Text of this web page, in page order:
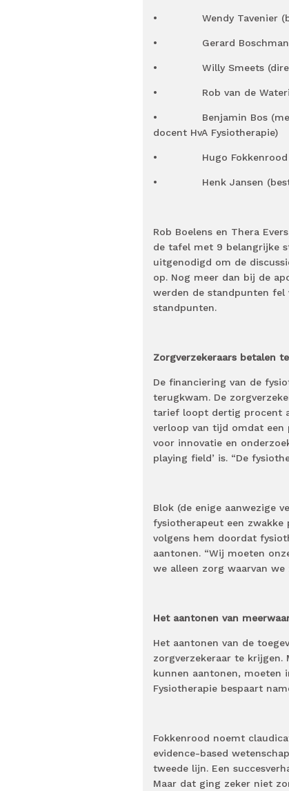
• Wendy Tavenier
• Gerard Boschman
• Willy Smeets
• Rob van de Watering
• Benjamin Bos (mede-
docent HvA Fysiotherapie)
• Hugo Fokkenrood
• Henk Jansen
Rob Boelens en Thera
de tafel met 9 belangrijke
uitgenodigd om de
op. Nog meer dan bij de
werden de standpunten fel
standpunten.
Zorgverzekeraars betalen
De financiering van de
terugkwam. De
tarief loopt dertig procent
verloop van tijd omdat
voor innovatie en
playing field’ is. “De
Blok (de enige aanwezige
fysiotherapeut een zwakke
volgens hem doordat
aantonen. “Wij moeten
we alleen zorg waarvan
Het aantonen van
Het aantonen van de
zorgverzekeraar te krijgen.
kunnen aantonen, moeten
Fysiotherapie bespaart
Fokkenrood noemt
evidence-based
tweede lijn. Een
Maar dat ging zeker niet